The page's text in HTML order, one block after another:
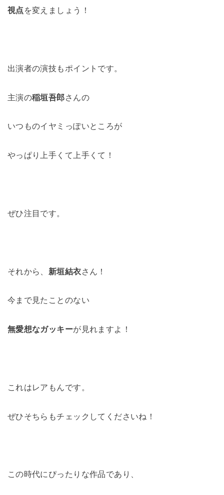
視点 を変えましょう！
出演者の演技もポイントです。
主演の稲垣吾郎さんの
いつものイヤミっぽいところが
やっぱり上手くて上手くて！
ぜひ注目です。
それから、 新垣結衣さん！
今まで見たことのない
無愛想なガッキーが見れますよ！
これはレアもんです。
ぜひそちらもチェックしてくださいね！
この時代にぴったりな作品であり、